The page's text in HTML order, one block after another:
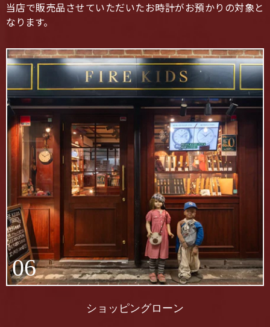
当店で販売品させていただいたお時計がお預かりの対象と
なります。
06
ショッピングローン